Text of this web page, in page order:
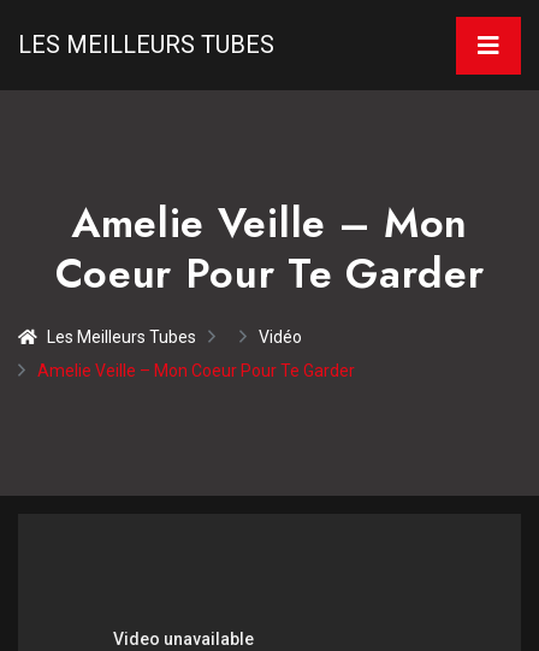
LES MEILLEURS TUBES
Amelie Veille – Mon
Coeur Pour Te Garder
Les Meilleurs Tubes
Vidéo
Amelie Veille – Mon Coeur Pour Te Garder